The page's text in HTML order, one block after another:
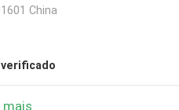
China
mais